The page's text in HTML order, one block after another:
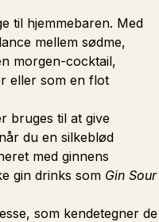
til hjemmebaren. Med
mellem sødme,
morgen-cocktail,
eller som en flot
bruges til at give
du en silkeblød
med ginnens
gin drinks som Gin Sour
som kendetegner de